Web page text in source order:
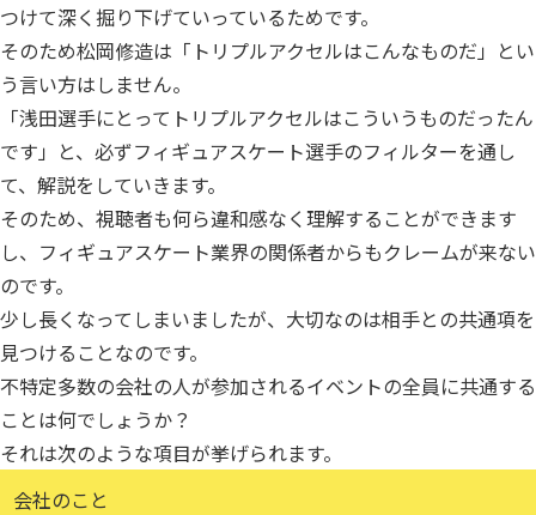
つけて深く掘り下げていっているためです。
そのため松岡修造は「トリプルアクセルはこんなものだ」とい
う言い方はしません。
「浅田選手にとってトリプルアクセルはこういうものだったん
です」と、必ずフィギュアスケート選手のフィルターを通し
て、解説をしていきます。
そのため、視聴者も何ら違和感なく理解することができます
し、フィギュアスケート業界の関係者からもクレームが来ない
のです。
少し長くなってしまいましたが、大切なのは相手との共通項を
見つけることなのです。
不特定多数の会社の人が参加されるイベントの全員に共通する
ことは何でしょうか？
それは次のような項目が挙げられます。
会社のこと